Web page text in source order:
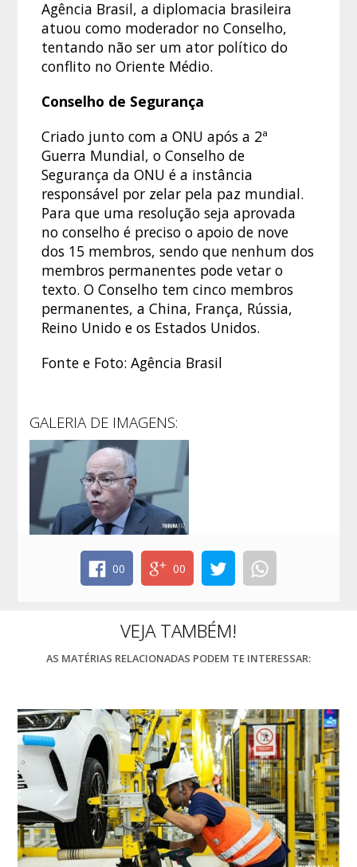
Agência Brasil, a diplomacia brasileira
atuou como moderador no Conselho,
tentando não ser um ator político do
conflito no Oriente Médio.
Conselho de Segurança
Criado junto com a ONU após a 2ª
Guerra Mundial, o Conselho de
Segurança da ONU é a instância
responsável por zelar pela paz mundial.
Para que uma resolução seja aprovada
no conselho é preciso o apoio de nove
dos 15 membros, sendo que nenhum dos
membros permanentes pode vetar o
texto. O Conselho tem cinco membros
permanentes, a China, França, Rússia,
Reino Unido e os Estados Unidos.
Fonte e Foto: Agência Brasil
GALERIA DE IMAGENS:
00 00
VEJA TAMBÉM!
AS MATÉRIAS RELACIONADAS PODEM TE INTERESSAR: